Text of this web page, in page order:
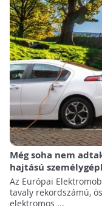
Még soha nem
hajtású
Az Európai
tavaly rekordszámú,
elektromos ...